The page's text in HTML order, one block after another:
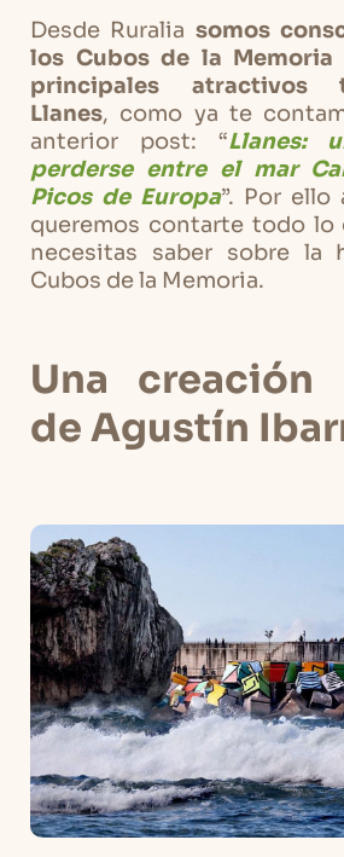
Desde Ruralia somos
los Cubos de la
principales atractivos
Llanes, como ya te
anterior post: “Llanes:
perderse entre el mar
Picos de Europa”. Por ello
queremos contarte todo lo
necesitas saber sobre la
Cubos de la Memoria.
Una creación
de Agustín